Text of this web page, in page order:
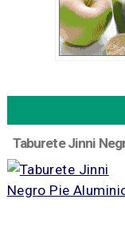
Taburete Jinni